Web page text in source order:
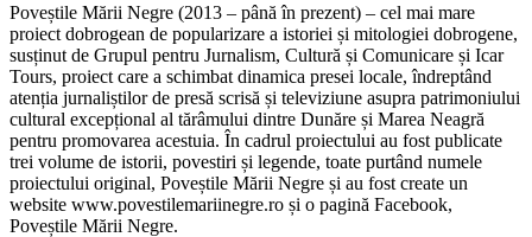
Poveștile Mării Negre (2013 – până în prezent) – cel mai mare
proiect dobrogean de popularizare a istoriei și mitologiei dobrogene,
susținut de Grupul pentru Jurnalism, Cultură și Comunicare și Icar
Tours, proiect care a schimbat dinamica presei locale, îndreptând
atenția jurnaliștilor de presă scrisă și televiziune asupra patrimoniului
cultural excepțional al tărâmului dintre Dunăre și Marea Neagră
pentru promovarea acestuia. În cadrul proiectului au fost publicate
trei volume de istorii, povestiri și legende, toate purtând numele
proiectului original, Poveștile Mării Negre și au fost create un
website www.povestilemariinegre.ro și o pagină Facebook,
Poveștile Mării Negre.